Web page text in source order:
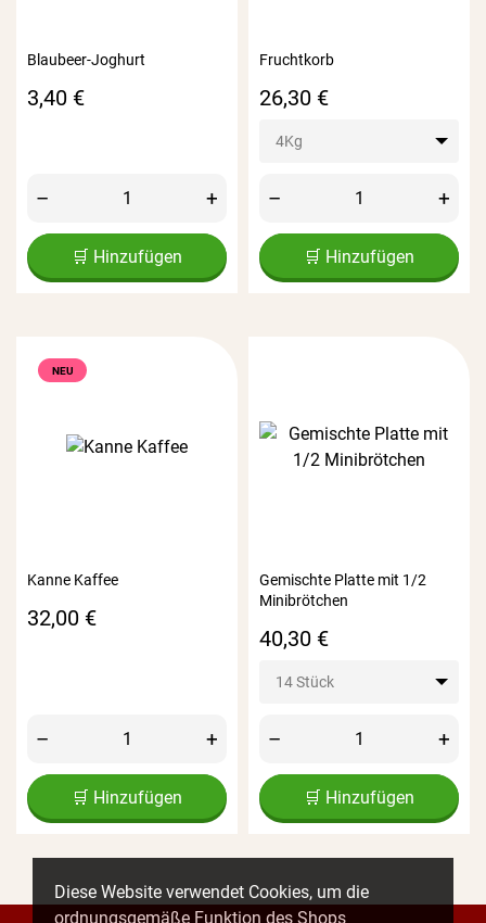
Diese Website verwendet Cookies, um die
ordnungsgemäße Funktion des Shops
Blaubeer-Joghurt
Preis
3,40 €
– +
🛒 Hinzufügen
Fruchtkorb
Preis
26,30 €
4Kg
– +
🛒 Hinzufügen
NEU
Kanne Kaffee
Preis
32,00 €
– +
🛒 Hinzufügen
Gemischte Platte mit 1/2
Minibrötchen
Preis
40,30 €
14 Stück
– +
🛒 Hinzufügen